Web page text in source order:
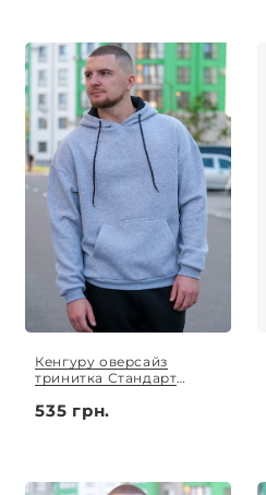
Кенгуру оверсайз
тринитка Стандарт
535 грн.